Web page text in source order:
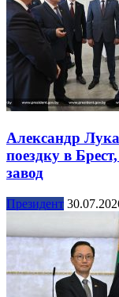
Александр
поездку в
завод
Президент